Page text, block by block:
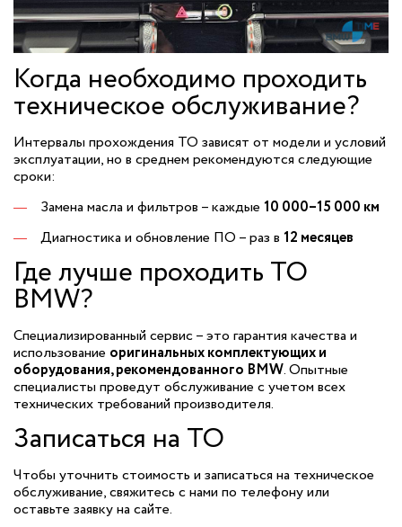
Когда необходимо проходить
техническое обслуживание?
Интервалы прохождения ТО зависят от модели и условий
эксплуатации, но в среднем рекомендуются следующие
сроки:
Замена масла и фильтров – каждые 10 000–15 000 км
Диагностика и обновление ПО – раз в 12 месяцев
Где лучше проходить ТО
BMW?
Специализированный сервис – это гарантия качества и
использование оригинальных комплектующих и
оборудования, рекомендованного BMW. Опытные
специалисты проведут обслуживание с учетом всех
технических требований производителя.
Записаться на ТО
Чтобы уточнить стоимость и записаться на техническое
обслуживание, свяжитесь с нами по телефону или
оставьте заявку на сайте.